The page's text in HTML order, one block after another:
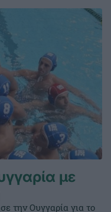
με
την Ουγγαρία για το